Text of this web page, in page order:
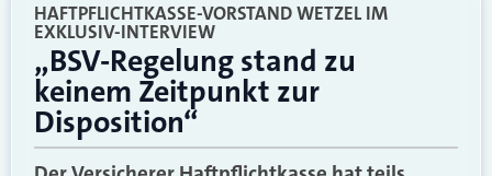
HAFTPFLICHTKASSE-VORSTAND WETZEL IM
EXKLUSIV-INTERVIEW
„BSV-Regelung stand zu
keinem Zeitpunkt zur
Disposition“